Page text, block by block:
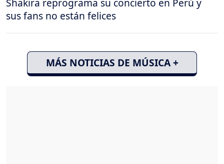
sus fans no están felices
MÁS NOTICIAS DE MÚSICA +